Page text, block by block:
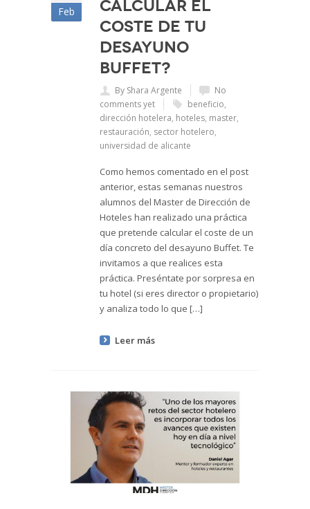
Feb
calcular el
coste de tu
desayuno
Buffet?
By Shara Argente
No
comments yet
beneficio,
dirección hotelera, hoteles, master,
restauración, sector hotelero,
universidad de alicante
Como hemos comentado en el post
anterior, estas semanas nuestros
alumnos del Master de Dirección de
Hoteles han realizado una práctica
que pretende calcular el coste de un
día concreto del desayuno Buffet. Te
invitamos a que realices esta
práctica. Preséntate por sorpresa en
tu hotel (si eres director o propietario)
y analiza todo lo que […]
Leer más